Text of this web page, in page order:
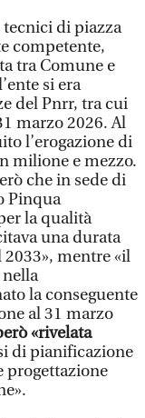
tecnici di piazza
competente,
tra Comune e
si era
del Pnrr, tra cui
marzo 2026. Al
l’erogazione di
milione e mezzo.
che in sede di
Pinqua
la qualità
una durata
mentre «il
la conseguente
al 31 marzo
«rivelata
di pianificazione
progettazione